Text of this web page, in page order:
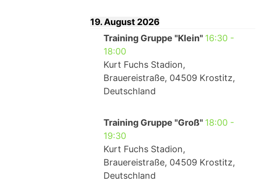
19. August 2026
Training Gruppe "Klein" 16:30-
18:00
Kurt Fuchs Stadion,
Brauereistraße, 04509 Krostitz,
Deutschland
Training Gruppe "Groß" 18:00-
19:30
Kurt Fuchs Stadion,
Brauereistraße, 04509 Krostitz,
Deutschland